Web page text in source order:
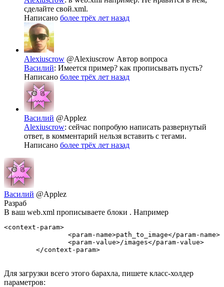
сделайте свой.xml.
Написано более трёх лет назад
Alexiuscrow @Alexiuscrow Автор вопроса
Василий: Имеется пример? как прописывать пусть?
Написано более трёх лет назад
Василий @Applez
Alexiuscrow: сейчас попробую написать развернутый
ответ, в комментарий нельзя вставить с тегами.
Написано более трёх лет назад
Василий @Applez
Разраб
В ваш web.xml прописываете блоки . Например
<context-param>
	</context-param>
Для загрузки всего этого барахла, пишете класс-холдер
параметров: